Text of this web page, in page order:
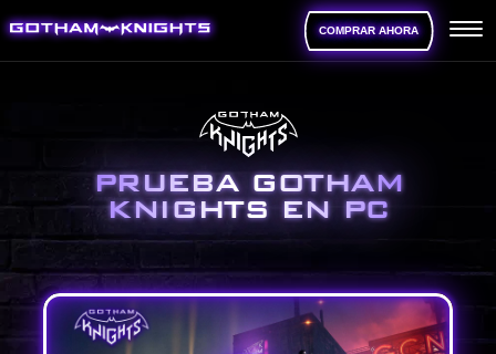
COMPRAR AHORA
PRUEBA GOTHAM
KNIGHTS EN PC